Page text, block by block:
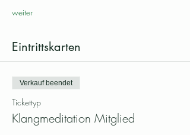
weiter
Eintrittskarten
Verkauf beendet
Tickettyp
Klangmeditation Mitglied